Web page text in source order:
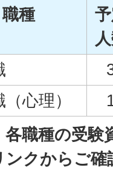
職種
心理）
各職種の受験
ンクからご確